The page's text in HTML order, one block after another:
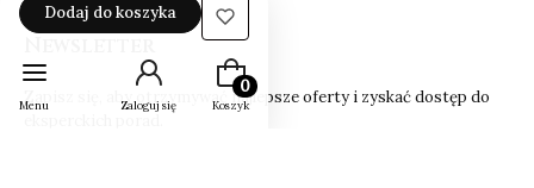
Zapisz się, aby otrzymywać najlepsze oferty i zyskać dostęp do
Dodaj do koszyka
Menu Zaloguj się
Produkty w koszyku: 0. Zobacz
Koszyk